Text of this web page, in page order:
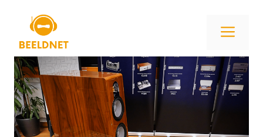
inhoud